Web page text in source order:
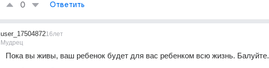
0 Ответить
user_17504872
Мудрец
16лет
Пока вы живы, ваш ребенок будет для вас ребенком всю жизнь. Балуйте.